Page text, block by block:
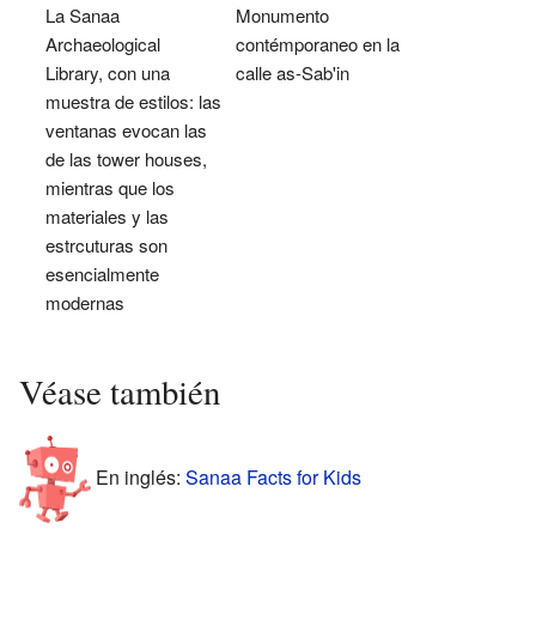
La Sanaa
Archaeological
Library, con una
muestra de estilos: las
ventanas evocan las
de las tower houses,
mientras que los
materiales y las
estrcuturas son
esencialmente
modernas
Monumento
contémporaneo en la
calle as-Sab'in
Véase también
En inglés: Sanaa Facts for Kids